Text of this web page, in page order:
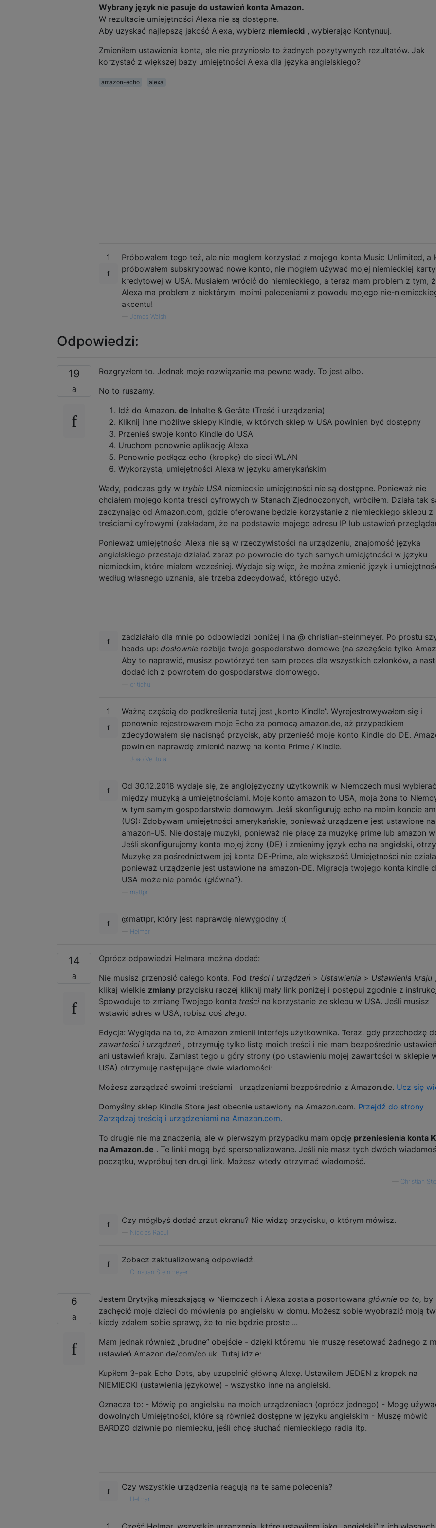
Wybrany język nie pasuje do ustawień konta Amazon.
W rezultacie umiejętności Alexa nie są dostępne.
Aby uzyskać najlepszą jakość Alexa, wybierz niemiecki , wybierając Kontynuuj.
Zmieniłem ustawienia konta, ale nie przyniosło to żadnych pozytywnych rezultatów. Jak
korzystać z większej bazy umiejętności Alexa dla języka angielskiego?
amazon-echo alexa
1
Próbowałem tego też, ale nie mogłem korzystać z mojego konta Music Unlimited, a
próbowałem subskrybować nowe konto, nie mogłem używać mojej niemieckiej karty
kredytowej w USA. Musiałem wrócić do niemieckiego, a teraz mam problem z tym,
Alexa ma problem z niektórymi moimi poleceniami z powodu mojego nie-
akcentu!
James Walsh,
Odpowiedzi:
19
Rozgryzłem to. Jednak moje rozwiązanie ma pewne wady. To jest albo.
No to ruszamy.
Idź do Amazon. de Inhalte & Geräte (Treść i urządzenia)
Kliknij inne możliwe sklepy Kindle, w których sklep w USA powinien być dostępny
Przenieś swoje konto Kindle do USA
Uruchom ponownie aplikację Alexa
Ponownie podłącz echo (kropkę) do sieci WLAN
Wykorzystaj umiejętności Alexa w języku amerykańskim
Wady, podczas gdy w trybie USA niemieckie umiejętności nie są dostępne. Ponieważ nie
chciałem mojego konta treści cyfrowych w Stanach Zjednoczonych, wróciłem. Działa tak
zaczynając od Amazon.com, gdzie oferowane będzie korzystanie z niemieckiego sklepu z
treściami cyfrowymi (zakładam, że na podstawie mojego adresu IP lub ustawień
Ponieważ umiejętności Alexa nie są w rzeczywistości na urządzeniu, znajomość języka
angielskiego przestaje działać zaraz po powrocie do tych samych umiejętności w języku
niemieckim, które miałem wcześniej. Wydaje się więc, że można zmienić język i
według własnego uznania, ale trzeba zdecydować, którego użyć.
zadziałało dla mnie po odpowiedzi poniżej i na @ christian-steinmeyer. Po prostu
heads-up: dosłownie rozbije twoje gospodarstwo domowe (na szczęście tylko
Aby to naprawić, musisz powtórzyć ten sam proces dla wszystkich członków, a
dodać ich z powrotem do gospodarstwa domowego.
critichu
1
Ważną częścią do podkreślenia tutaj jest „konto Kindle”. Wyrejestrowywałem się i
ponownie rejestrowałem moje Echo za pomocą amazon.de, aż przypadkiem
zdecydowałem się nacisnąć przycisk, aby przenieść moje konto Kindle do DE.
powinien naprawdę zmienić nazwę na konto Prime / Kindle.
Joao Ventura
Od 30.12.2018 wydaje się, że anglojęzyczny użytkownik w Niemczech musi wybierać
między muzyką a umiejętnościami. Moje konto amazon to USA, moja żona to
w tym samym gospodarstwie domowym. Jeśli skonfiguruję echo na moim koncie
(US): Zdobywam umiejętności amerykańskie, ponieważ urządzenie jest ustawione na
amazon-US. Nie dostaję muzyki, ponieważ nie płacę za muzykę prime lub amazon w
Jeśli skonfigurujemy konto mojej żony (DE) i zmienimy język echa na angielski,
Muzykę za pośrednictwem jej konta DE-Prime, ale większość Umiejętności nie
ponieważ urządzenie jest ustawione na amazon-DE. Migracja twojego konta kindle
USA może nie pomóc (główna?).
mattpr
@mattpr, który jest naprawdę niewygodny :(
Helmar
14
Oprócz odpowiedzi Helmara można dodać:
Nie musisz przenosić całego konta. Pod treści i urządzeń > Ustawienia > Ustawienia kraju
klikaj wielkie zmiany przycisku raczej kliknij mały link poniżej i postępuj zgodnie z
Spowoduje to zmianę Twojego konta treści na korzystanie ze sklepu w USA. Jeśli musisz
wstawić adres w USA, robisz coś złego.
Edycja: Wygląda na to, że Amazon zmienił interfejs użytkownika. Teraz, gdy przechodzę
zawartości i urządzeń , otrzymuję tylko listę moich treści i nie mam bezpośrednio
ani ustawień kraju. Zamiast tego u góry strony (po ustawieniu mojej zawartości w sklepie
USA) otrzymuję następujące dwie wiadomości:
Możesz zarządzać swoimi treściami i urządzeniami bezpośrednio z Amazon.de. Ucz się
Domyślny sklep Kindle Store jest obecnie ustawiony na Amazon.com. Przejdź do strony
Zarządzaj treścią i urządzeniami na Amazon.com.
To drugie nie ma znaczenia, ale w pierwszym przypadku mam opcję przeniesienia konta
na Amazon.de . Te linki mogą być spersonalizowane. Jeśli nie masz tych dwóch
początku, wypróbuj ten drugi link. Możesz wtedy otrzymać wiadomość.
Christian
Czy mógłbyś dodać zrzut ekranu? Nie widzę przycisku, o którym mówisz.
Nicolas Raoul
Zobacz zaktualizowaną odpowiedź.
Christian Steinmeyer
6 Jestem Brytyjką mieszkającą w Niemczech i Alexa została posortowana głównie po to, by
zachęcić moje dzieci do mówienia po angielsku w domu. Możesz sobie wyobrazić moją
kiedy zdałem sobie sprawę, że to nie będzie proste ...
Mam jednak również „brudne” obejście - dzięki któremu nie muszę resetować żadnego z
ustawień Amazon.de/com/co.uk. Tutaj idzie:
Kupiłem 3-pak Echo Dots, aby uzupełnić główną Alexę. Ustawiłem JEDEN z kropek na
NIEMIECKI (ustawienia językowe) - wszystko inne na angielski.
Oznacza to: - Mówię po angielsku na moich urządzeniach (oprócz jednego) - Mogę
dowolnych Umiejętności, które są również dostępne w języku angielskim - Muszę mówić
BARDZO dziwnie po niemiecku, jeśli chcę słuchać niemieckiego radia itp.
Czy wszystkie urządzenia reagują na te same polecenia?
Helmar
1 Cześć Helmar, wszystkie urządzenia, które ustawiłem jako „angielski” z ich własnych